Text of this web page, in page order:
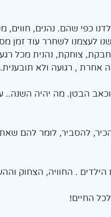
כפי שהם. נהנים, חווים,
לעצמנו לשחרר עוד זמן
צוחקת, נהנית מכל
אחרת , רגועה ולא תובענית.
הבטן. מה יהיה השנה..
להסביר, לומר להם
. החוויה, הצחוק
החיים!